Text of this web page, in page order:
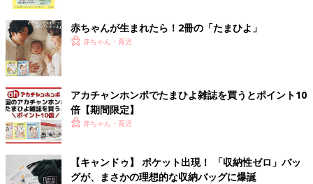
出典：Instagramアカウント「lotus_sky_home」
lotus_sky_homeさんは無印
やフライパンなどを収納しています。ゆがむ心配もなく、スッキ
リお片付けができているそう。透明の仕切りだと、見た目もきれ
いですね。
赤ちゃんが生まれたら！2冊の「たまひよ」
赤ちゃん・育児
アカチャンホンポでたまひよ雑誌を買うとポイント10
倍【期間限定】
赤ちゃん・育児
【キャンドゥ】 ポケット出現！ 「収納性ゼロ」バッ
グが、まさかの理想的な収納バッグに爆誕